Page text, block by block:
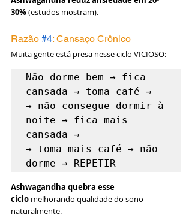
30% (estudos mostram).
Razão #4: Cansaço Crônico
Muita gente está presa nesse ciclo VICIOSO:
Não dorme bem → fica
cansada → toma café →
→ não consegue dormir à
noite → fica mais
cansada →
→ toma mais café → não
Ashwagandha quebra esse
ciclo melhorando qualidade do sono
naturalmente.